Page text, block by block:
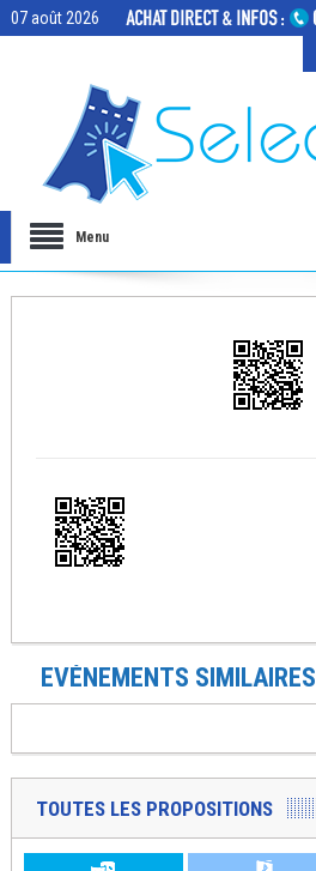
07 août 2026
Menu
EVÉNEMENTS SIMILAIRES
TOUTES LES PROPOSITIONS